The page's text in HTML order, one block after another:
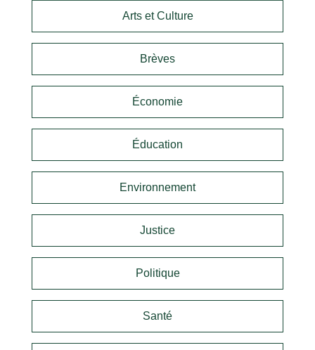
Arts et Culture
Brèves
Économie
Éducation
Environnement
Justice
Politique
Santé